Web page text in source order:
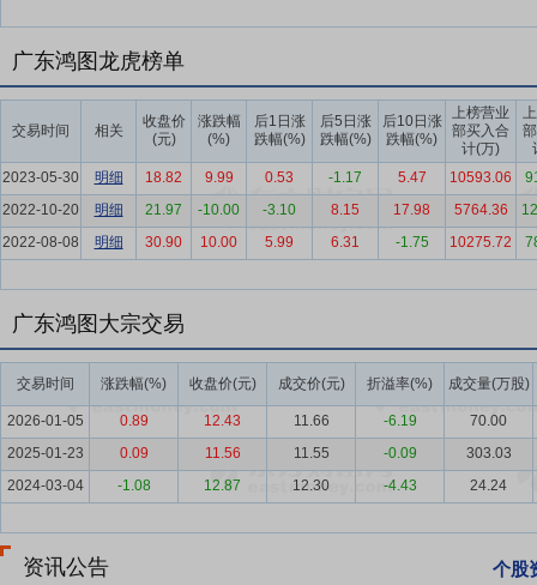
要点6：工艺齐全
公司拥有覆盖高压压铸全流程的工艺技术能力，
精密机加工、缺陷检测与快速解决等核心环节均已形成成熟完善的工
布局上，公司具备精密铸造与精加工、自动化树脂砂型铸造、特种压
（3D打印）、熔模铸造及旋压成型等先进工艺技术储备与应用能力。
要点7：装备先进
广东鸿图始终将装备能级提升作为夯实核心竞争
内领先的160T至16,000T系列压铸设备，以及约1,700台套各类精密
位覆盖6,800T至16,000T，其中16,000T超大型智能压铸单元系目前
要点8：技术领先
公司具备强大的自主技术研发与工程保障能力，
要点9：客户全覆盖
公司持续优化全球布局，在国内核心区域布局
以完善的本地化服务能力赋能全球客户。公司客户结构优质多元，业
沃、大众、一汽、上汽、东风、广汽、吉利、长城、特斯拉、比亚迪
要点10：品牌美誉度高
经过近三十年的品牌积淀，广东鸿图在压铸
广东鸿图龙虎榜单
交易时间 相关
收盘价
(元)
涨跌幅
(%)
后1日涨
跌幅(%)
后5日涨
跌幅(%)
后10日涨
跌幅(%)
上榜营业
部买入合
计(万)
2023-05-30
明细 18.82 9.99 0.53 -1.17 5.47 10593.06
2022-10-20
明细 21.97 -10.00 -3.10 8.15 17.98 5764.36
2022-08-08
明细 30.90 10.00 5.99 6.31 -1.75 10275.72
广东鸿图大宗交易
交易时间 涨跌幅(%) 收盘价(元) 成交价(元) 折溢率(%) 成交量(万股)
2026-01-05 0.89 12.43 11.66 -6.19
70.00
2025-01-23
0.09 11.56 11.55 -0.09
303.03
2024-03-04
-1.08 12.87 12.30 -4.43 24.24
资讯公告 个股